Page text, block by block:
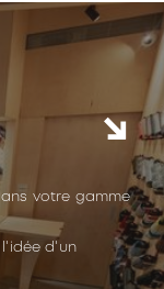
votre gamme
d'un